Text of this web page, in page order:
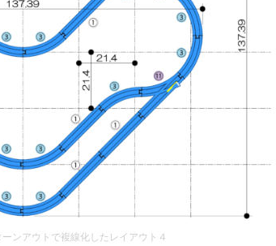
ンアウトで複線化したレイアウト４